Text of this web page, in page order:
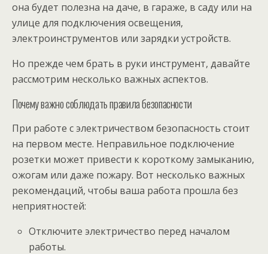
она будет полезна на даче, в гараже, в саду или на
улице для подключения освещения,
электроинструментов или зарядки устройств.
Но прежде чем брать в руки инструмент, давайте
рассмотрим несколько важных аспектов.
Почему важно соблюдать правила безопасности
При работе с электричеством безопасность стоит
на первом месте. Неправильное подключение
розетки может привести к короткому замыканию,
ожогам или даже пожару. Вот несколько важных
рекомендаций, чтобы ваша работа прошла без
неприятностей:
Отключите электричество перед началом
работы.